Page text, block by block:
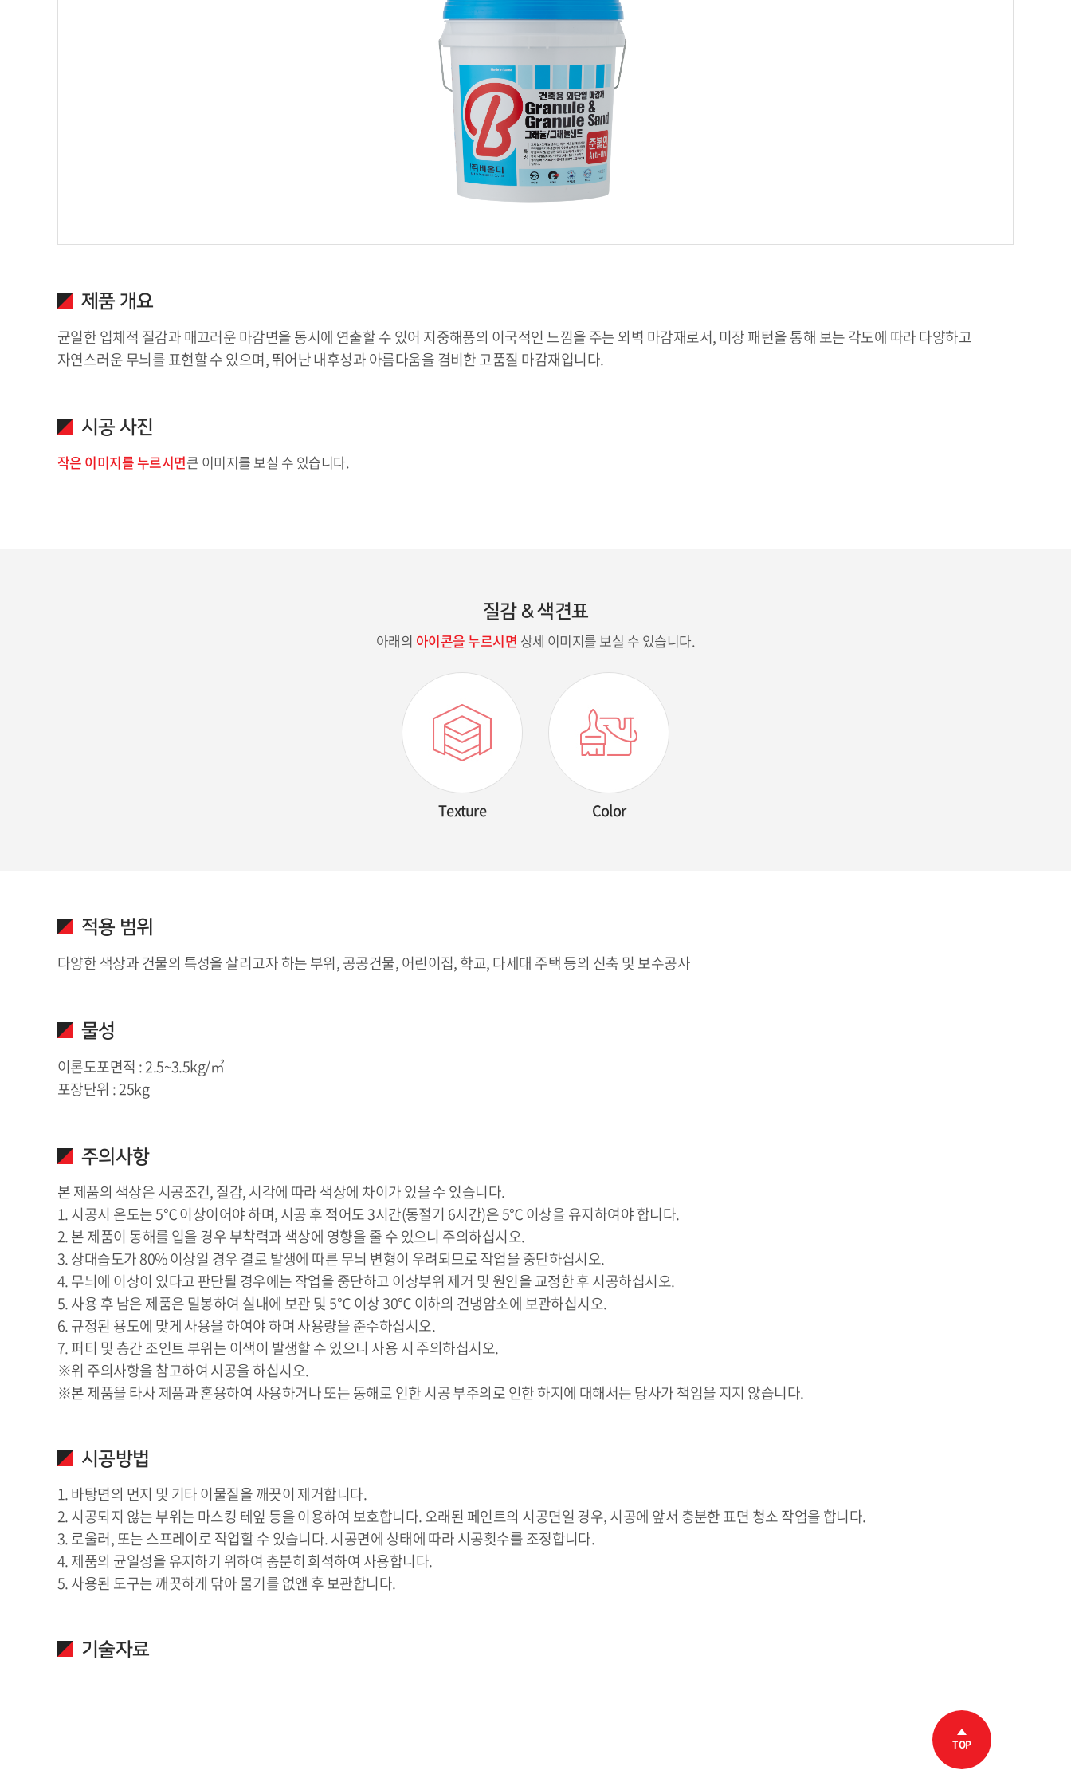
제품 개요
균일한 입체적 질감과 매끄러운 마감면을 동시에 연출할 수 있어 지중해풍의 이국적인 느낌을 주는 외벽 마감재로서, 미장 패턴을 통해 보는 각도에 따라 다양하고
자연스러운 무늬를 표현할 수 있으며, 뛰어난 내후성과 아름다움을 겸비한 고품질 마감재입니다.
시공 사진
작은 이미지를 누르시면큰 이미지를 보실 수 있습니다.
질감 & 색견표
아래의 아이콘을 누르시면 상세 이미지를 보실 수 있습니다.
Texture Color
적용 범위
다양한 색상과 건물의 특성을 살리고자 하는 부위, 공공건물, 어린이집, 학교, 다세대 주택 등의 신축 및 보수공사
물성
이론도포면적 : 2.5~3.5kg/㎡
포장단위 : 25kg
주의사항
본 제품의 색상은 시공조건, 질감, 시각에 따라 색상에 차이가 있을 수 있습니다.
1. 시공시 온도는 5℃ 이상이어야 하며, 시공 후 적어도 3시간(동절기 6시간)은 5℃ 이상을 유지하여야 합니다.
2. 본 제품이 동해를 입을 경우 부착력과 색상에 영향을 줄 수 있으니 주의하십시오.
3. 상대습도가 80% 이상일 경우 결로 발생에 따른 무늬 변형이 우려되므로 작업을 중단하십시오.
4. 무늬에 이상이 있다고 판단될 경우에는 작업을 중단하고 이상부위 제거 및 원인을 교정한 후 시공하십시오.
5. 사용 후 남은 제품은 밀봉하여 실내에 보관 및 5℃ 이상 30℃ 이하의 건냉암소에 보관하십시오.
6. 규정된 용도에 맞게 사용을 하여야 하며 사용량을 준수하십시오.
7. 퍼티 및 층간 조인트 부위는 이색이 발생할 수 있으니 사용 시 주의하십시오.
※위 주의사항을 참고하여 시공을 하십시오.
※본 제품을 타사 제품과 혼용하여 사용하거나 또는 동해로 인한 시공 부주의로 인한 하지에 대해서는 당사가 책임을 지지 않습니다.
시공방법
1. 바탕면의 먼지 및 기타 이물질을 깨끗이 제거합니다.
2. 시공되지 않는 부위는 마스킹 테잎 등을 이용하여 보호합니다. 오래된 페인트의 시공면일 경우, 시공에 앞서 충분한 표면 청소 작업을 합니다.
3. 로울러, 또는 스프레이로 작업할 수 있습니다. 시공면에 상태에 따라 시공횟수를 조정합니다.
4. 제품의 균일성을 유지하기 위하여 충분히 희석하여 사용합니다.
5. 사용된 도구는 깨끗하게 닦아 물기를 없앤 후 보관합니다.
기술자료
TOP